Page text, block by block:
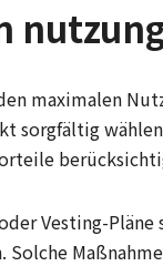
maximalen
sorgfältig
Vesting-Pläne